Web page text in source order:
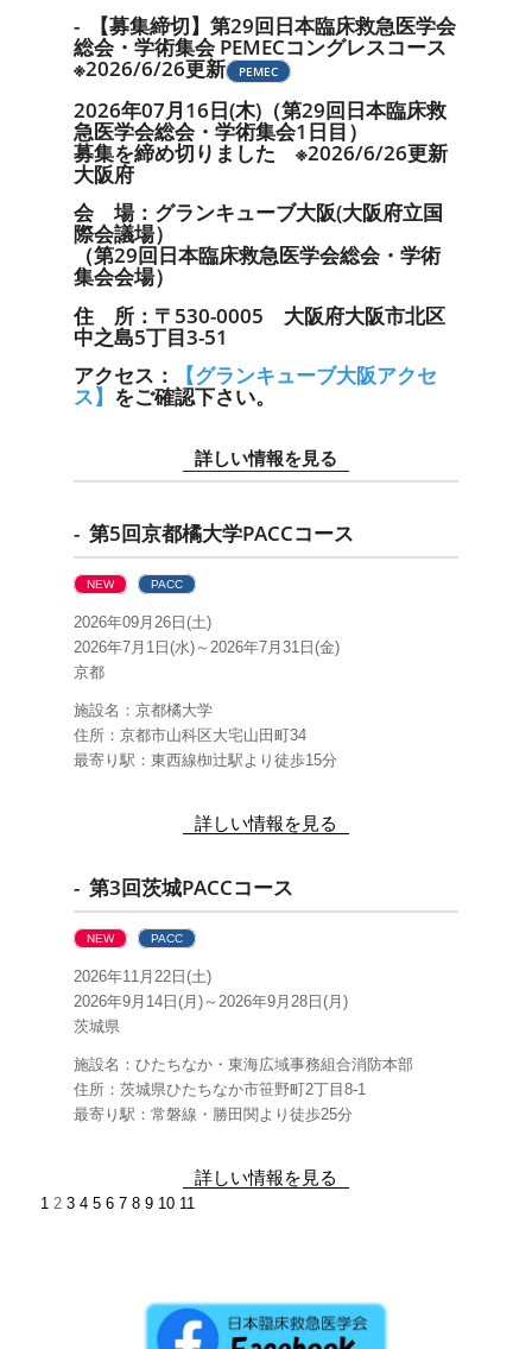
- 【募集締切】第29回日本臨床救急医学会
総会・学術集会 PEMECコングレスコース
※2026/6/26更新 PEMEC
2026年07月16日(木)（第29回日本臨床救
急医学会総会・学術集会1日目）
募集を締め切りました ※2026/6/26更新
大阪府
会 場： グランキューブ大阪(大阪府立国
際会議場）
（第29回日本臨床救急医学会総会・学術
集会会場）
住 所：〒530-0005 大阪府大阪市北区
中之島5丁目3-51
アクセス：
【グランキューブ大阪アクセ
ス】 をご確認下さい。
詳しい情報を見る
- 第5回京都橘大学PACCコース
NEW PACC
2026年09月26日(土)
2026年7月1日(水)～2026年7月31日(金)
京都
施設名：京都橘大学
住所：京都市山科区大宅山田町34
最寄り駅：東西線椥辻駅より徒歩15分
詳しい情報を見る
- 第3回茨城PACCコース
NEW PACC
2026年11月22日(土)
2026年9月14日(月)～2026年9月28日(月)
茨城県
施設名：ひたちなか・東海広域事務組合消防本部
住所：茨城県ひたちなか市笹野町2丁目8-1
最寄り駅：常磐線・勝田関より徒歩25分
詳しい情報を見る
1 2 3 4 5 6 7 8 9 10 11